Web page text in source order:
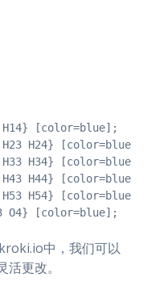
[color=blue];
H23 H24} [color=blue];
H33 H34} [color=blue];
H43 H44} [color=blue];
H53 H54} [color=blue];
O4} [color=blue];
中，我们可以
更改。